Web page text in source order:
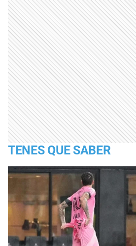
TENES QUE SABER